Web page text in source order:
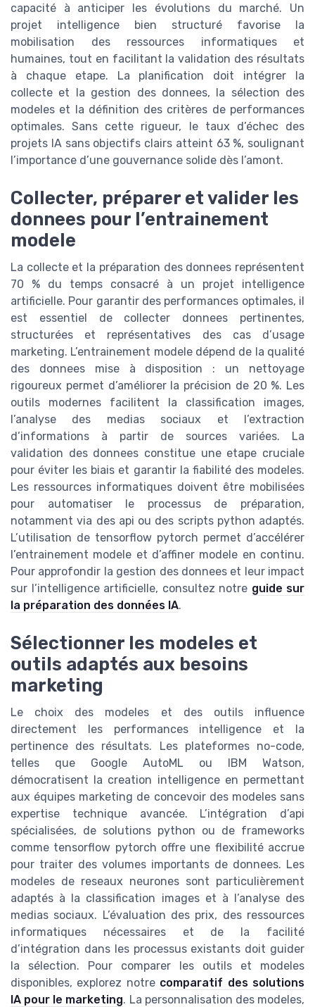
capacité à anticiper les évolutions du marché. Un
projet intelligence bien structuré favorise la
mobilisation des ressources informatiques et
humaines, tout en facilitant la validation des résultats
à chaque etape. La planification doit intégrer la
collecte et la gestion des donnees, la sélection des
modeles et la définition des critères de performances
optimales. Sans cette rigueur, le taux d’échec des
projets IA sans objectifs clairs atteint 63 %, soulignant
l’importance d’une gouvernance solide dès l’amont.
Collecter, préparer et valider les
donnees pour l’entrainement
modele
La collecte et la préparation des donnees représentent
70 % du temps consacré à un projet intelligence
artificielle. Pour garantir des performances optimales, il
est essentiel de collecter donnees pertinentes,
structurées et représentatives des cas d’usage
marketing. L’entrainement modele dépend de la qualité
des donnees mise à disposition : un nettoyage
rigoureux permet d’améliorer la précision de 20 %. Les
outils modernes facilitent la classification images,
l’analyse des medias sociaux et l’extraction
d’informations à partir de sources variées. La
validation des donnees constitue une etape cruciale
pour éviter les biais et garantir la fiabilité des modeles.
Les ressources informatiques doivent être mobilisées
pour automatiser le processus de préparation,
notamment via des api ou des scripts python adaptés.
L’utilisation de tensorflow pytorch permet d’accélérer
l’entrainement modele et d’affiner modele en continu.
Pour approfondir la gestion des donnees et leur impact
sur l’intelligence artificielle, consultez notre guide sur
la préparation des données IA.
Sélectionner les modeles et
outils adaptés aux besoins
marketing
Le choix des modeles et des outils influence
directement les performances intelligence et la
pertinence des résultats. Les plateformes no-code,
telles que Google AutoML ou IBM Watson,
démocratisent la creation intelligence en permettant
aux équipes marketing de concevoir des modeles sans
expertise technique avancée. L’intégration d’api
spécialisées, de solutions python ou de frameworks
comme tensorflow pytorch offre une flexibilité accrue
pour traiter des volumes importants de donnees. Les
modeles de reseaux neurones sont particulièrement
adaptés à la classification images et à l’analyse des
medias sociaux. L’évaluation des prix, des ressources
informatiques nécessaires et de la facilité
d’intégration dans les processus existants doit guider
la sélection. Pour comparer les outils et modeles
disponibles, explorez notre comparatif des solutions
IA pour le marketing. La personnalisation des modeles,